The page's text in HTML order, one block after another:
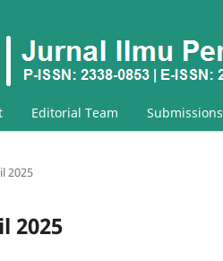
Editorial Team Submissions
2025
2025